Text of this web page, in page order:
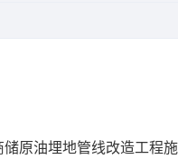
原油埋地管线改造工程